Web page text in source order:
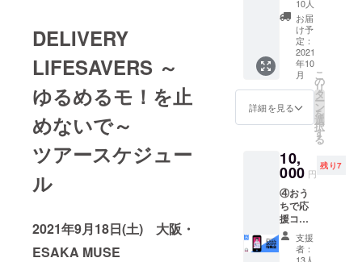
DELIVERY
LIFESAVERS ～
ゆるめるモ！を止
めないで～
ツアースケジュー
ル
2021年9月18日(土) 大阪・
ESAKA MUSE
延期、
中止
等、内
容に変
更が
あった
ベント
は実施
支援金
の払い
戻しは
致しか
ねます
ので予
めご了
承くだ
ン変更
は行え
ません
のでお
間違え
のない
よう、
くださ
い。 ※
がしん
どく
なった
場合、
競技が
変更に
なる可
能性も
る、7め
るモ！
ジャ
ケッ
ト、け
ちょし
ほジャ
ケット
です。
ダムで
はござ
いませ
ん。 ※
商品の
配送は
10月以
降を予
受け画
像デー
（Andr
oid,iPho
ne用）
・ 7人
集合
トート
・ツ
明ポー
チ --注
意事
項・補
足-- ※通
イブ映
像 ＋
［け
ちょ
ん］
ZOOM
特典会
・ゆる
める
全員か
らのお
礼メッ
セージ
送信(写
真デー
タ付き)
・Zepp
公演の
10人
お届
け予
定：
2021
年10
月
詳細を見る
こ
の
リ
タ
ー
ン
を
選
択
す
る
10,
000 円
残り7
④おう
ちで応
援コー
ス：
Zepp
アーカ
支援
者：